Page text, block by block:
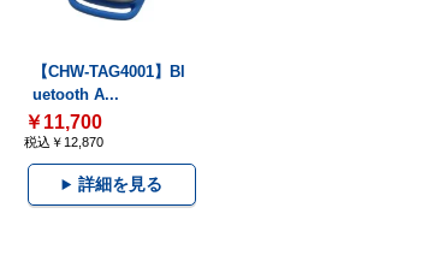
【CHW-TAG4001】Bl
uetooth A...
￥11,700
税込￥12,870
詳細を見る